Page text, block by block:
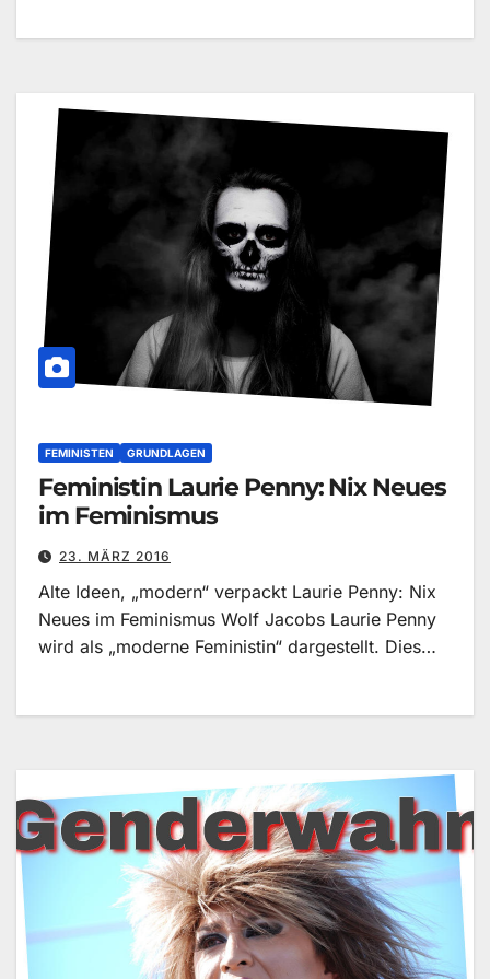
FEMINISTEN GRUNDLAGEN
Feministin Laurie Penny: Nix Neues
im Feminismus
23. MÄRZ 2016
Alte Ideen, „modern“ verpackt Laurie Penny: Nix
Neues im Feminismus Wolf Jacobs Laurie Penny
wird als „moderne Feministin“ dargestellt. Dies…